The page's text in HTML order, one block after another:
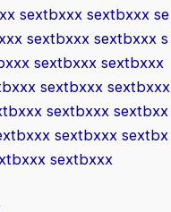
sextbxxx sextbxxx se
sextbxxx sextbxxx s
sextbxxx sextbxxx
sextbxxx sextbxxx
sextbxxx sextbxx
sextbxxx sextbx
sextbxxx